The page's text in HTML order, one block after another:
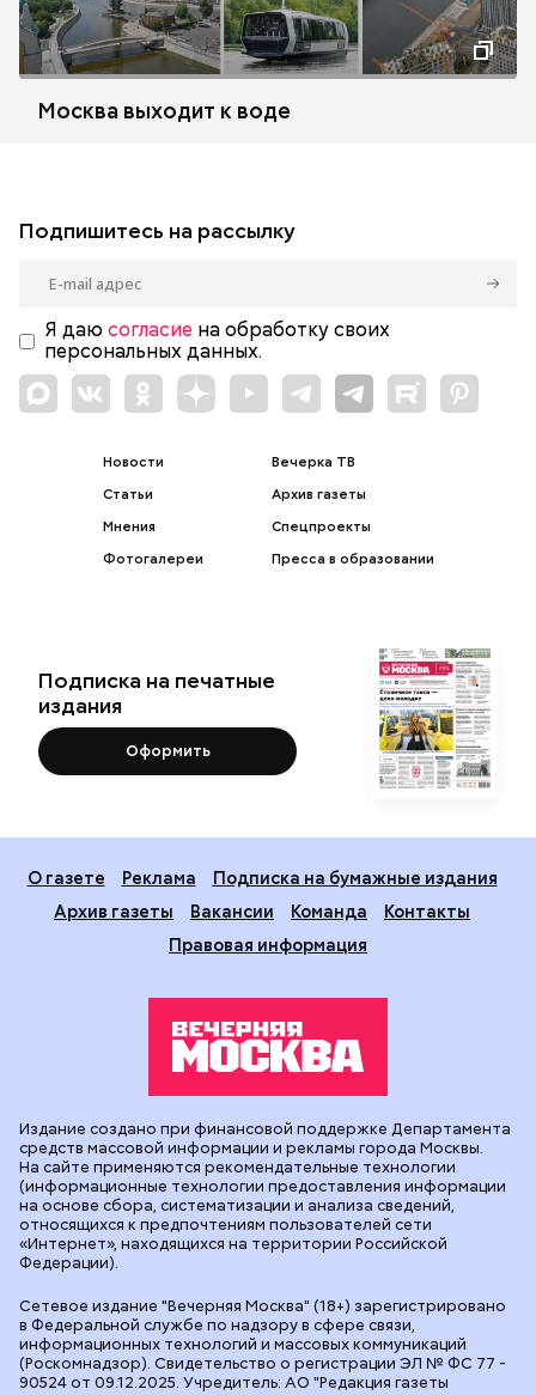
Москва выходит к воде
Подпишитесь на рассылку
Я даю согласие на обработку своих
персональных данных.
Новости
Статьи
Мнения
Фотогалереи
Вечерка ТВ
Архив газеты
Спецпроекты
Пресса в образовании
Подписка на печатные
издания
Оформить
О газете Реклама
Подписка на бумажные издания
Архив газеты
Вакансии Команда
Контакты
Правовая информация
Сетевое издание "Вечерняя Москва" (18+) зарегистрировано
в Федеральной службе по надзору в сфере связи,
информационных технологий и массовых коммуникаций
(Роскомнадзор). Свидетельство о регистрации ЭЛ № ФС 77 -
90524 от 09.12.2025. Учредитель: АО "Редакция газеты
Издание создано при финансовой поддержке Департамента
средств массовой информации и рекламы города Москвы.
На сайте применяются рекомендательные технологии
(информационные технологии предоставления информации
на основе сбора, систематизации и анализа сведений,
относящихся к предпочтениям пользователей сети
«Интернет», находящихся на территории Российской
Федерации).